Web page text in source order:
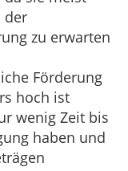
der
zu erwarten
Förderung
hoch ist
wenig Zeit bis
haben und